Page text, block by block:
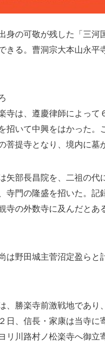
身の可敬が残した「三河
きる。曹洞宗大本山永
寺は、遵慶律師によって
招いて中興をはかった。
菩提寺となり、境内に墓
矢部長昌院を、二祖の代
寺門の隆盛を招いた。
寺の外数寺に及んだと
は野田城主菅沼定盈らと
、勝楽寺前激戦地であり
日、信長・家康は当寺
リ川路村ノ松楽寺へ御